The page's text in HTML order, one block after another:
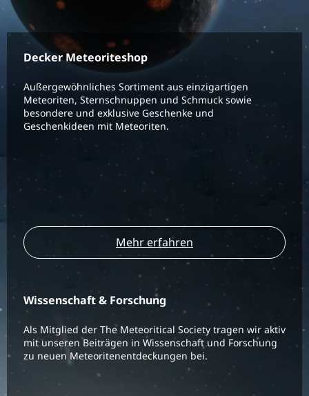
Decker Meteoriteshop
Außergewöhnliches Sortiment aus einzigartigen
Meteoriten, Sternschnuppen und Schmuck sowie
besondere und exklusive Geschenke und
Geschenkideen mit Meteoriten.
Mehr erfahren
Wissenschaft & Forschung
Als Mitglied der The Meteoritical Society tragen wir aktiv
mit unseren Beiträgen in Wissenschaft und Forschung
zu neuen Meteoritenentdeckungen bei.